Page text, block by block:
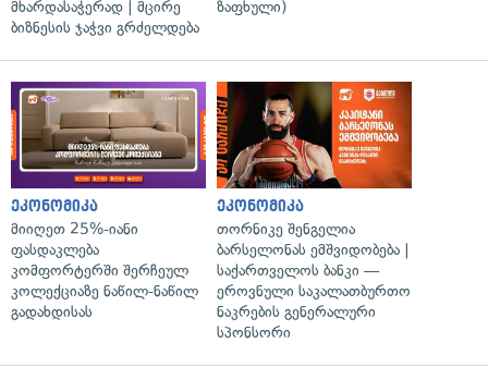
მხარდასაჭერად | მცირე
ბიზნესის ჯაჭვი გრძელდება
ზაფხული)
ეკონომიკა
მიიღეთ 25%-იანი
ფასდაკლება
კომფორტერში შერჩეულ
კოლექციაზე ნაწილ-ნაწილ
გადახდისას
ეკონომიკა
თორნიკე შენგელია
ბარსელონას ემშვიდობება |
საქართველოს ბანკი —
ეროვნული საკალათბურთო
ნაკრების გენერალური
სპონსორი